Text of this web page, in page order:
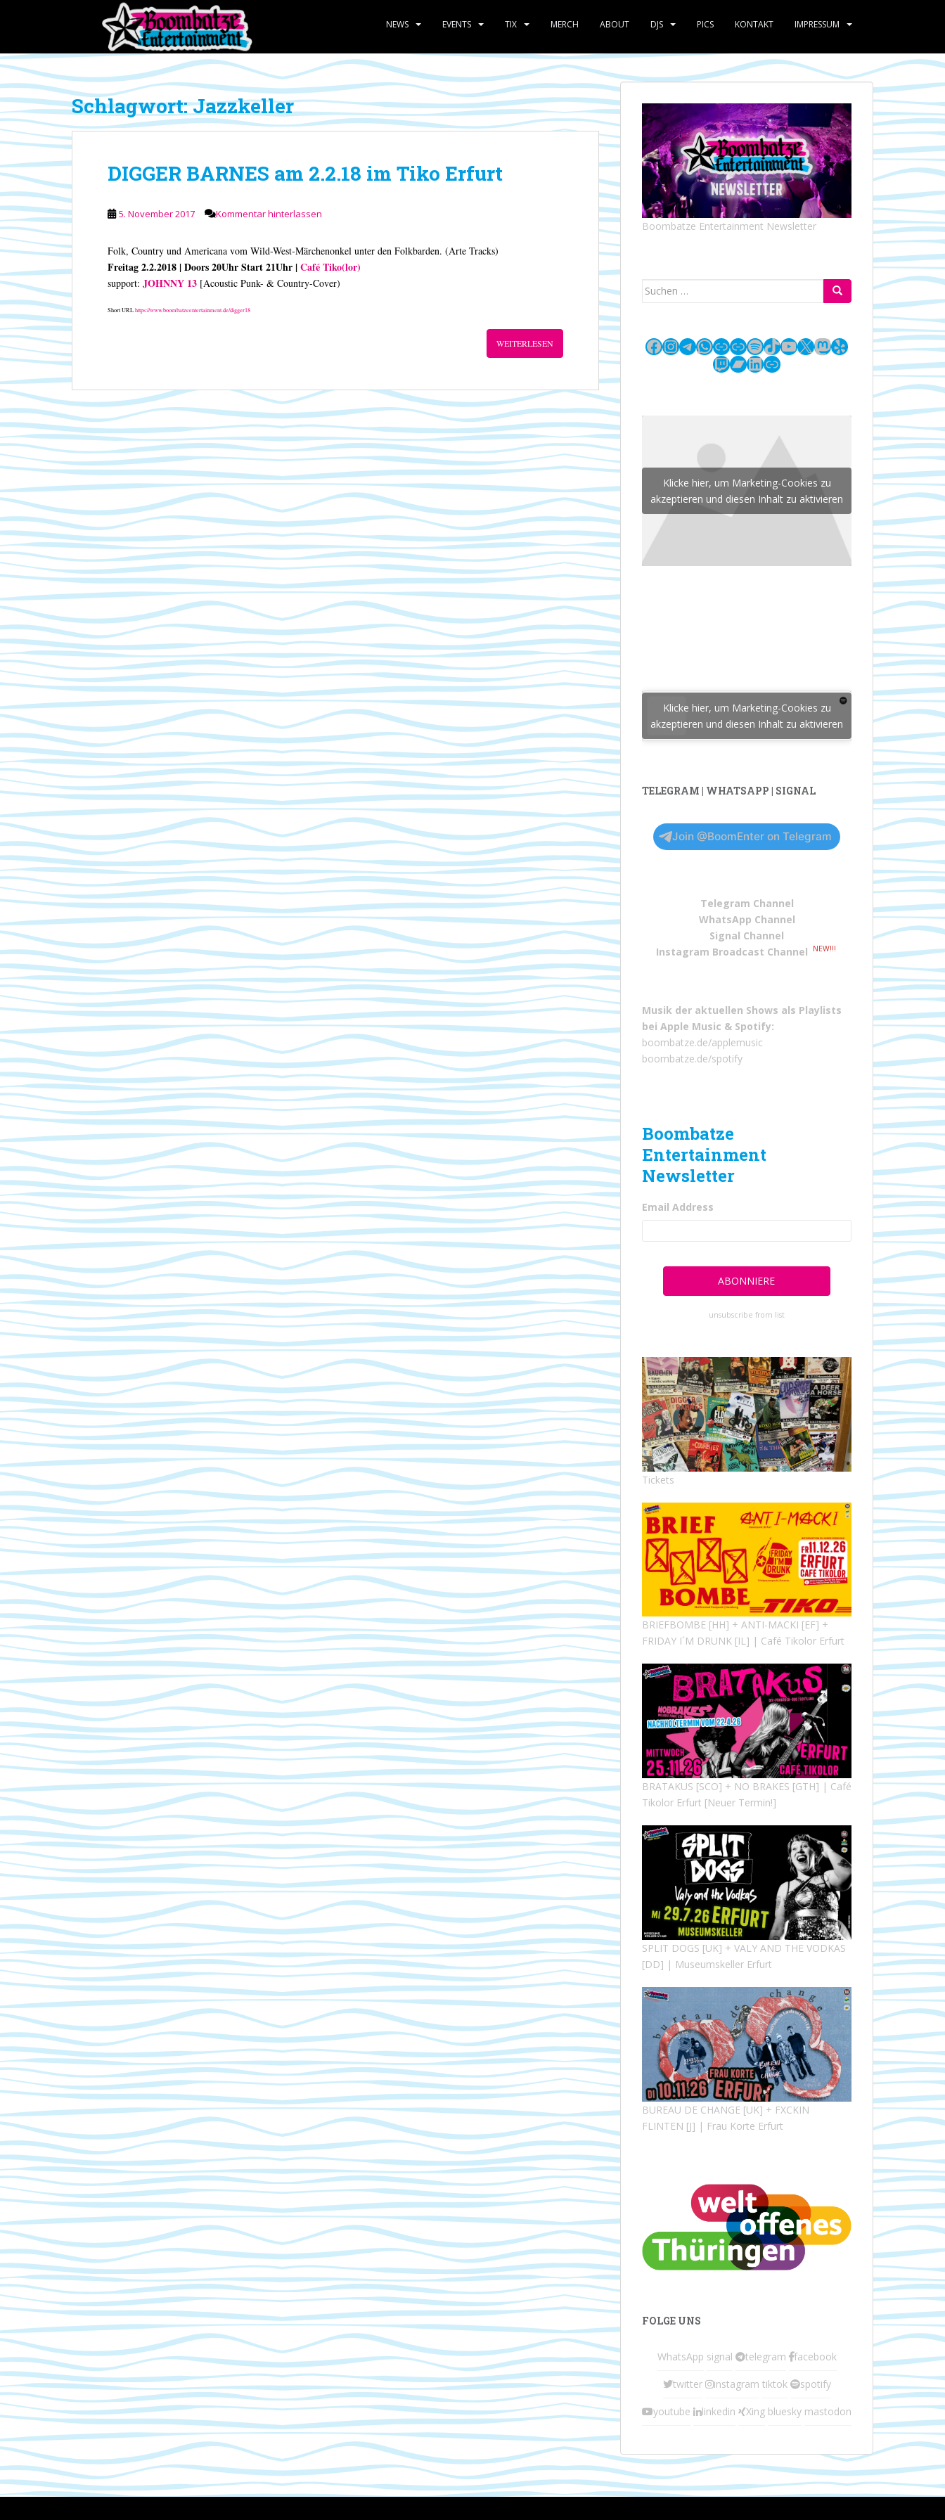
p
t
o
m
a
c
t
e
n
NEWS EVENTS TIX MERCH ABOUT DJS PICS KONTAKT IMPRESSUM
Schlagwort:Jazzkeller
DIGGER BARNES am 2.2.18 im Tiko Erfurt
5. November 2017 Kommentar hinterlassen
Folk, Country und Americana vom Wild-West-Märchenonkel unter den Folkbarden. (Arte Tracks)
Freitag 2.2.2018 | Doors 20Uhr Start 21Uhr |Café Tiko(lor)
support: JOHNNY 13 [Acoustic Punk- & Country-Cover)
Short URLhttps://www.boombatzeentertainment.de/digger18
WEITERLESEN
Boombatze Entertainment Newsletter
Suchen
Facebook
Instagram
Telegram
WhatsApp
LinkLinkSpotify
TikTok
YouTube
X Mastodon
Yelp
Twitch
Bandcamp
LinkedIn
Link
Klicke hier, um Marketing-Cookies zu
akzeptieren und diesen Inhalt zu aktivieren
Klicke hier, um Marketing-Cookies zu
akzeptieren und diesen Inhalt zu aktivieren
TELEGRAM | WHATSAPP | SIGNAL
Join @BoomEnter on Telegram
Telegram Channel
WhatsApp Channel
Signal Channel
Instagram Broadcast Channel
NEW!!!
Musik der aktuellen Shows als Playlists
bei Apple Music & Spotify:
boombatze.de/applemusic
boombatze.de/spotify
Boombatze
Entertainment
Newsletter
Email Address
unsubscribe from list
Tickets
BRIEFBOMBE [HH] + ANTI-MACKI [EF] +
FRIDAY I´M DRUNK [IL] | Café Tikolor Erfurt
BRATAKUS [SCO] + NO BRAKES [GTH] | Café
Tikolor Erfurt [Neuer Termin!]
SPLIT DOGS [UK] + VALY AND THE VODKAS
[DD] | Museumskeller Erfurt
BUREAU DE CHANGE [UK] + FXCKIN
FLINTEN [J] | Frau Korte Erfurt
FOLGE UNS
WhatsApp signal telegram facebook
twitter instagram tiktok spotify
youtube linkedin Xing bluesky mastodon